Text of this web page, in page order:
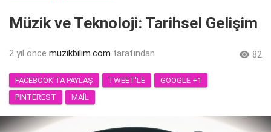
Müzik ve Teknoloji: Tarihsel Gelişim
2 yıl önce muzikbilim.com tarafından  82
FACEBOOK'TA PAYLAŞ TWEET'LE
GOOGLE +1
PINTEREST
MAIL